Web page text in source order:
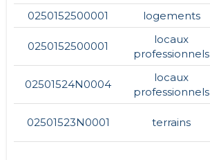
0250152500001 logements
0250152500001
locaux
professionnels
02501524N0004
locaux
professionnels
02501523N0001 terrains